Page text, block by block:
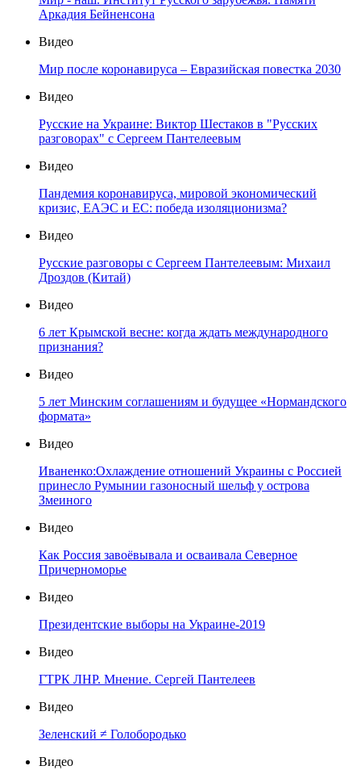
Аркадия Бейненсона
Видео
Мир после коронавируса – Евразийская повестка 2030
Видео
Русские на Украине: Виктор Шестаков в "Русских
разговорах" с Сергеем Пантелеевым
Видео
Пандемия коронавируса, мировой экономический
кризис, ЕАЭС и ЕС: победа изоляционизма?
Видео
Русские разговоры с Сергеем Пантелеевым: Михаил
Дроздов (Китай)
Видео
6 лет Крымской весне: когда ждать международного
признания?
Видео
5 лет Минским соглашениям и будущее «Нормандского
формата»
Видео
Иваненко:Охлаждение отношений Украины с Россией
принесло Румынии газоносный шельф у острова
Змеиного
Видео
Как Россия завоёвывала и осваивала Северное
Причерноморье
Видео
Президентские выборы на Украине-2019
Видео
ГТРК ЛНР. Мнение. Сергей Пантелеев
Видео
Зеленский ≠ Голобородько
Видео